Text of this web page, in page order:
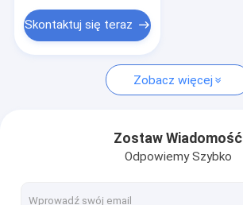
Silnik obrotowy
Skontaktuj się teraz
Zobacz więcej
Zostaw Wiadomość
Odpowiemy Szybko